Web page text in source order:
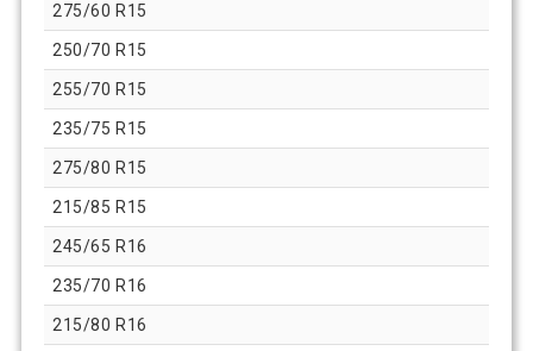
275/60 R15
250/70 R15
255/70 R15
235/75 R15
275/80 R15
215/85 R15
245/65 R16
235/70 R16
215/80 R16